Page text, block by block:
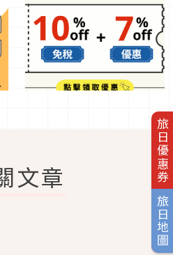
旅日優惠券
旅日地圖
文章